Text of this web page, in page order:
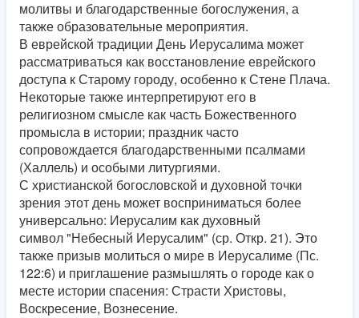
молитвы и благодарственные богослужения, а
также образовательные мероприятия.
В еврейской традиции День Иерусалима может
рассматриваться как восстановление еврейского
доступа к Старому городу, особенно к Стене Плача.
Некоторые также интерпретируют его в
религиозном смысле как часть Божественного
промысла в истории; праздник часто
сопровождается благодарственными псалмами
(Халлель) и особыми литургиями.
С христианской богословской и духовной точки
зрения этот день может восприниматься более
универсально: Иерусалим как духовный
символ "Небесный Иерусалим" (ср. Откр. 21). Это
также призыв молиться о мире в Иерусалиме (Пс.
122:6) и приглашение размышлять о городе как о
месте истории спасения: Страсти Христовы,
Воскресение, Вознесение.